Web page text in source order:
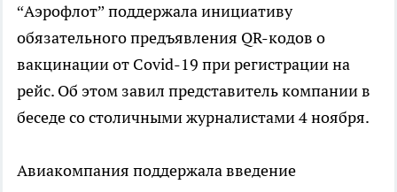
“Аэрофлот” поддержала инициативу
обязательного предъявления QR-кодов о
вакцинации от Covid-19 при регистрации на
рейс. Об этом завил представитель компании в
беседе со столичными журналистами 4 ноября.
Авиакомпания поддержала введение